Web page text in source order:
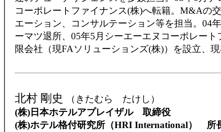
コーポレートファイナンス(株)へ転籍。M&Aの
エーション、コンサルテーション等を担当。04
ーマツ退所、05年5月シーエーエヌコーポレート
限会社（現FAソリューションズ(株)）を設立、
北村 剛史
（きたむら たけし）
(株)日本ホテルアプレイザル 取締役
(株)ホテル格付研究所（HRI International） 所